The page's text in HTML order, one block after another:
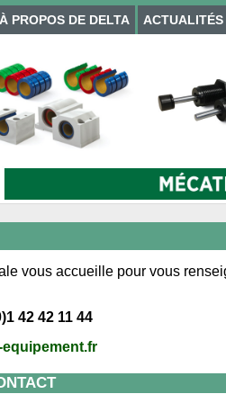
À PROPOS DE DELTA ACTUALITÉS
vous accueille pour vous
42 42 11 44